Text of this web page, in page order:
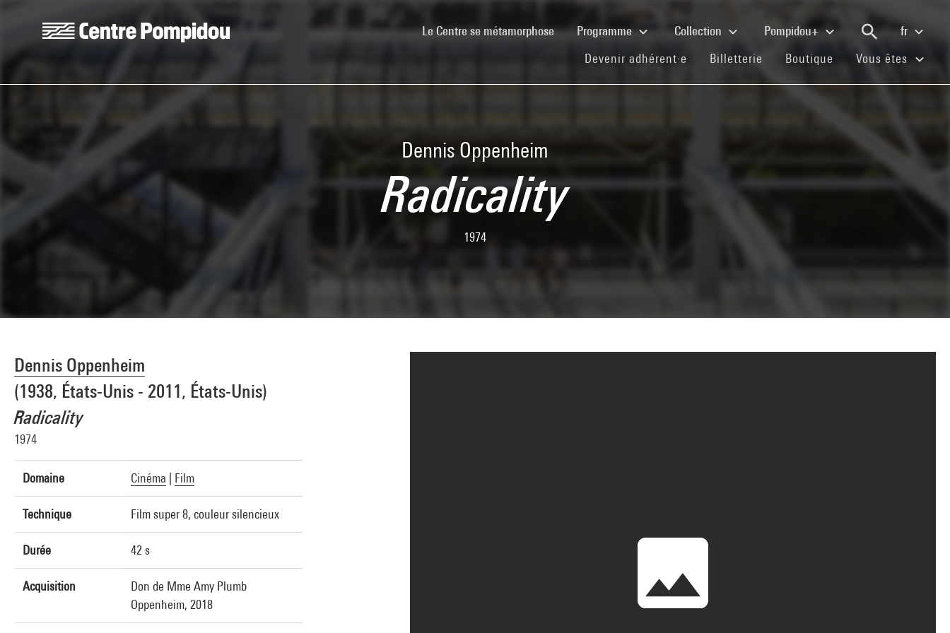
Le Centre se métamorphose(current)Programme Collection Pompidou+
fr
Devenir adhérent·e (current)
Billetterie (current)
Boutique (current)
Vous êtes
Dennis Oppenheim
Radicality
1974
Dennis Oppenheim
(1938, États-Unis - 2011, États-Unis)
Radicality
1974
Domaine Cinéma Film
Technique Film super 8, couleur silencieux
Durée 42 s
Acquisition
Don de Mme Amy Plumb
Oppenheim, 2018